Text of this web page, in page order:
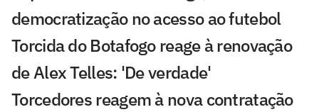
democratização no acesso ao futebol
Torcida do Botafogo reage à renovação
de Alex Telles: 'De verdade'
Torcedores reagem à nova contratação